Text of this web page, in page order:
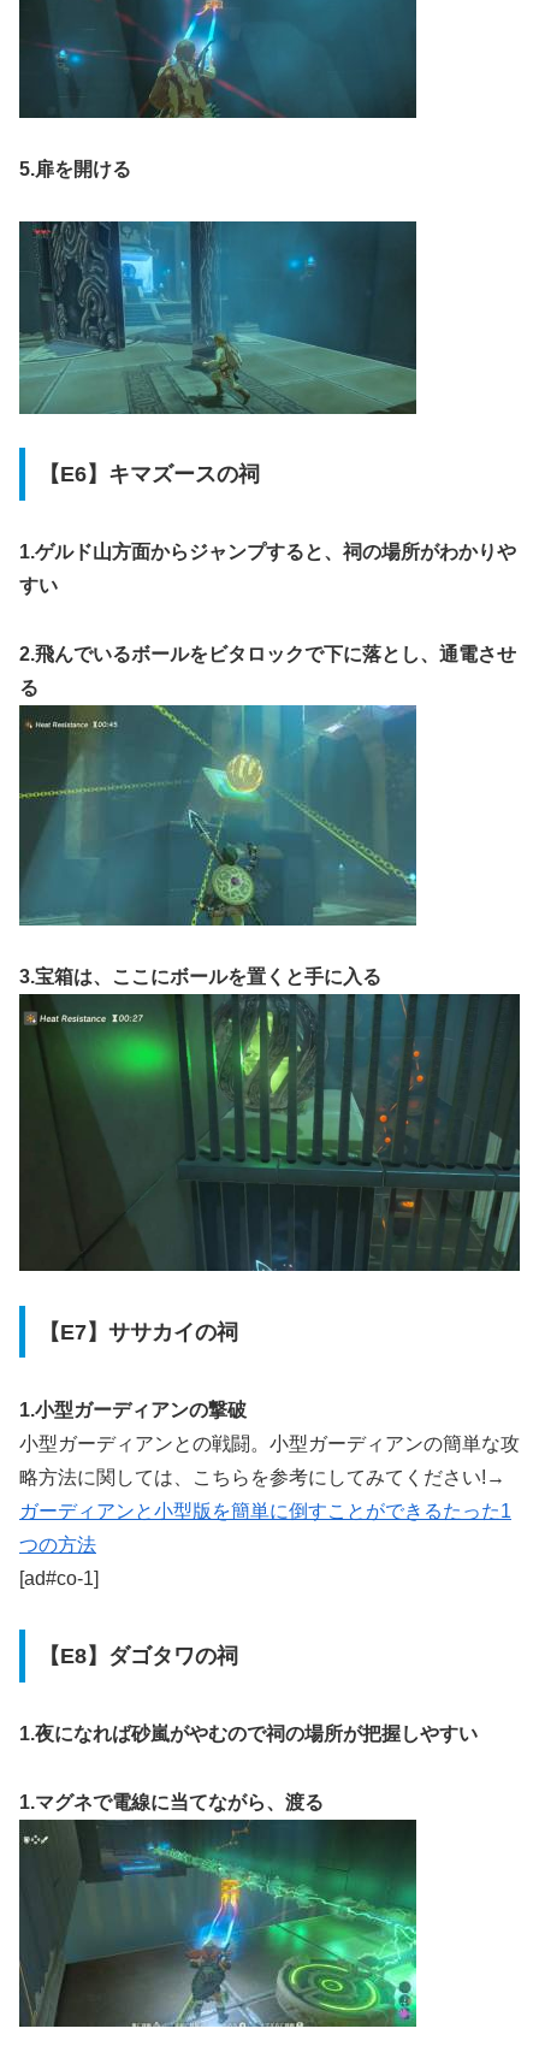
5.扉を開ける
【E6】キマズースの祠
1.ゲルド山方面からジャンプすると、祠の場所がわかりや
すい
2.飛んでいるボールをビタロックで下に落とし、通電させ
る
3.宝箱は、ここにボールを置くと手に入る
【E7】ササカイの祠
1.小型ガーディアンの撃破
小型ガーディアンとの戦闘。小型ガーディアンの簡単な攻
略方法に関しては、こちらを参考にしてみてください!→
ガーディアンと小型版を簡単に倒すことができるたった1
つの方法
[ad#co-1]
【E8】ダゴタワの祠
1.夜になれば砂嵐がやむので祠の場所が把握しやすい
1.マグネで電線に当てながら、渡る